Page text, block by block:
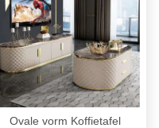
Ovale vorm Koffietafel